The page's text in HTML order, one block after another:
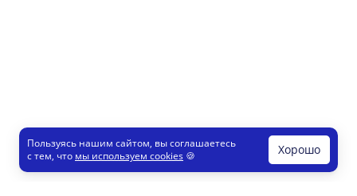
Пользуясь нашим сайтом, вы соглашаетесь
с тем, что мы используем cookies 🍪 Хорошо